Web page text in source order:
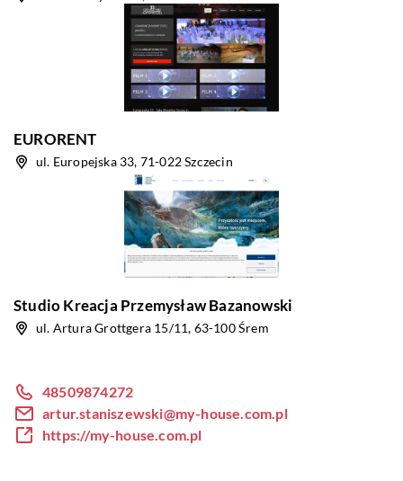
EURORENT
ul. Europejska 33, 71-022 Szczecin
Studio Kreacja Przemysław Bazanowski
ul. Artura Grottgera 15/11, 63-100 Śrem
48509874272
artur.staniszewski@my-house.com.pl
https://my-house.com.pl